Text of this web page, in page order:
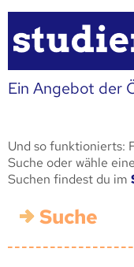
Ein Angebot der
Und so funktionierts:
Suche oder wähle
Suchen findest du im
Suche